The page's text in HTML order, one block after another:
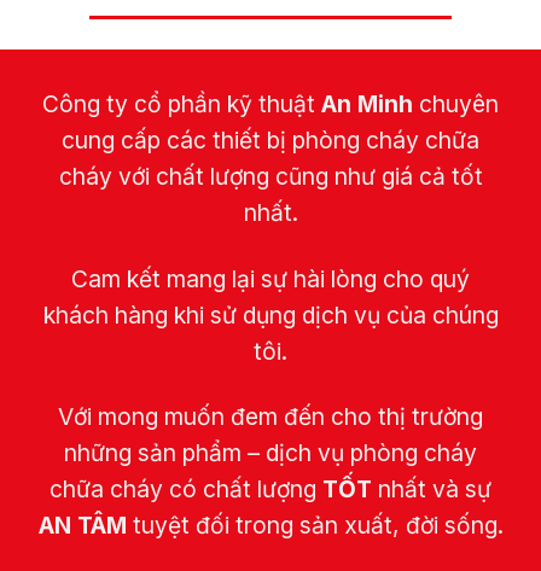
Công ty cổ phần kỹ thuật An Minh chuyên
cung cấp các thiết bị phòng cháy chữa
cháy với chất lượng cũng như giá cả tốt
nhất.
Cam kết mang lại sự hài lòng cho quý
khách hàng khi sử dụng dịch vụ của chúng
tôi.
Với mong muốn đem đến cho thị trường
những sản phẩm – dịch vụ phòng cháy
chữa cháy có chất lượng TỐT nhất và sự
AN TÂM tuyệt đối trong sản xuất, đời sống.